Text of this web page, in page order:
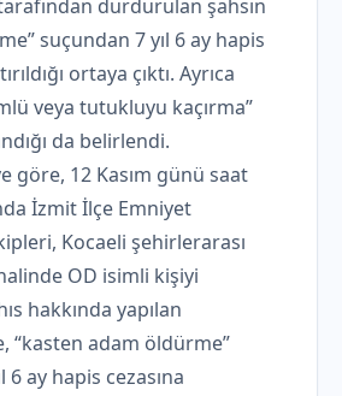
durdurulan şahsın
suçundan 7 yıl 6 ay hapis
ortaya çıktı. Ayrıca
veya tutukluyu kaçırma”
da belirlendi.
göre, 12 Kasım günü saat
İzmit İlçe Emniyet
Kocaeli şehirlerarası
OD isimli kişiyi
hakkında yapılan
“kasten adam öldürme”
6 ay hapis cezasına